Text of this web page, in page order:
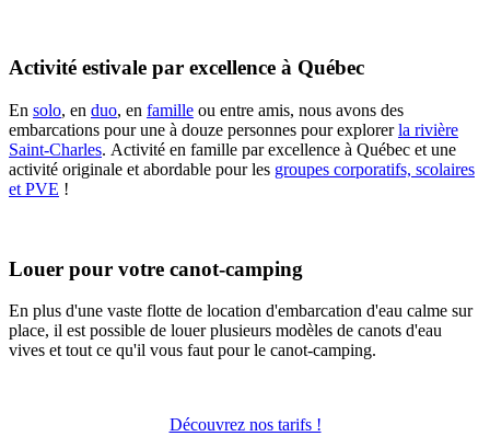
Activité estivale par excellence à Québec
En solo, en duo, en famille ou entre amis, nous avons des
embarcations pour une à douze personnes pour explorerla rivière
Saint-Charles. Activité en famille par excellence à Québec et une
activité originale et abordable pour les groupes corporatifs, scolaires
et PVE !
Louer pour votre canot-camping
En plus d'une vaste flotte de location d'embarcation d'eau calme sur
place, il est possible de louer plusieurs modèles de canots d'eau
vives et tout ce qu'il vous faut pour le canot-camping.
Découvrez nos tarifs !